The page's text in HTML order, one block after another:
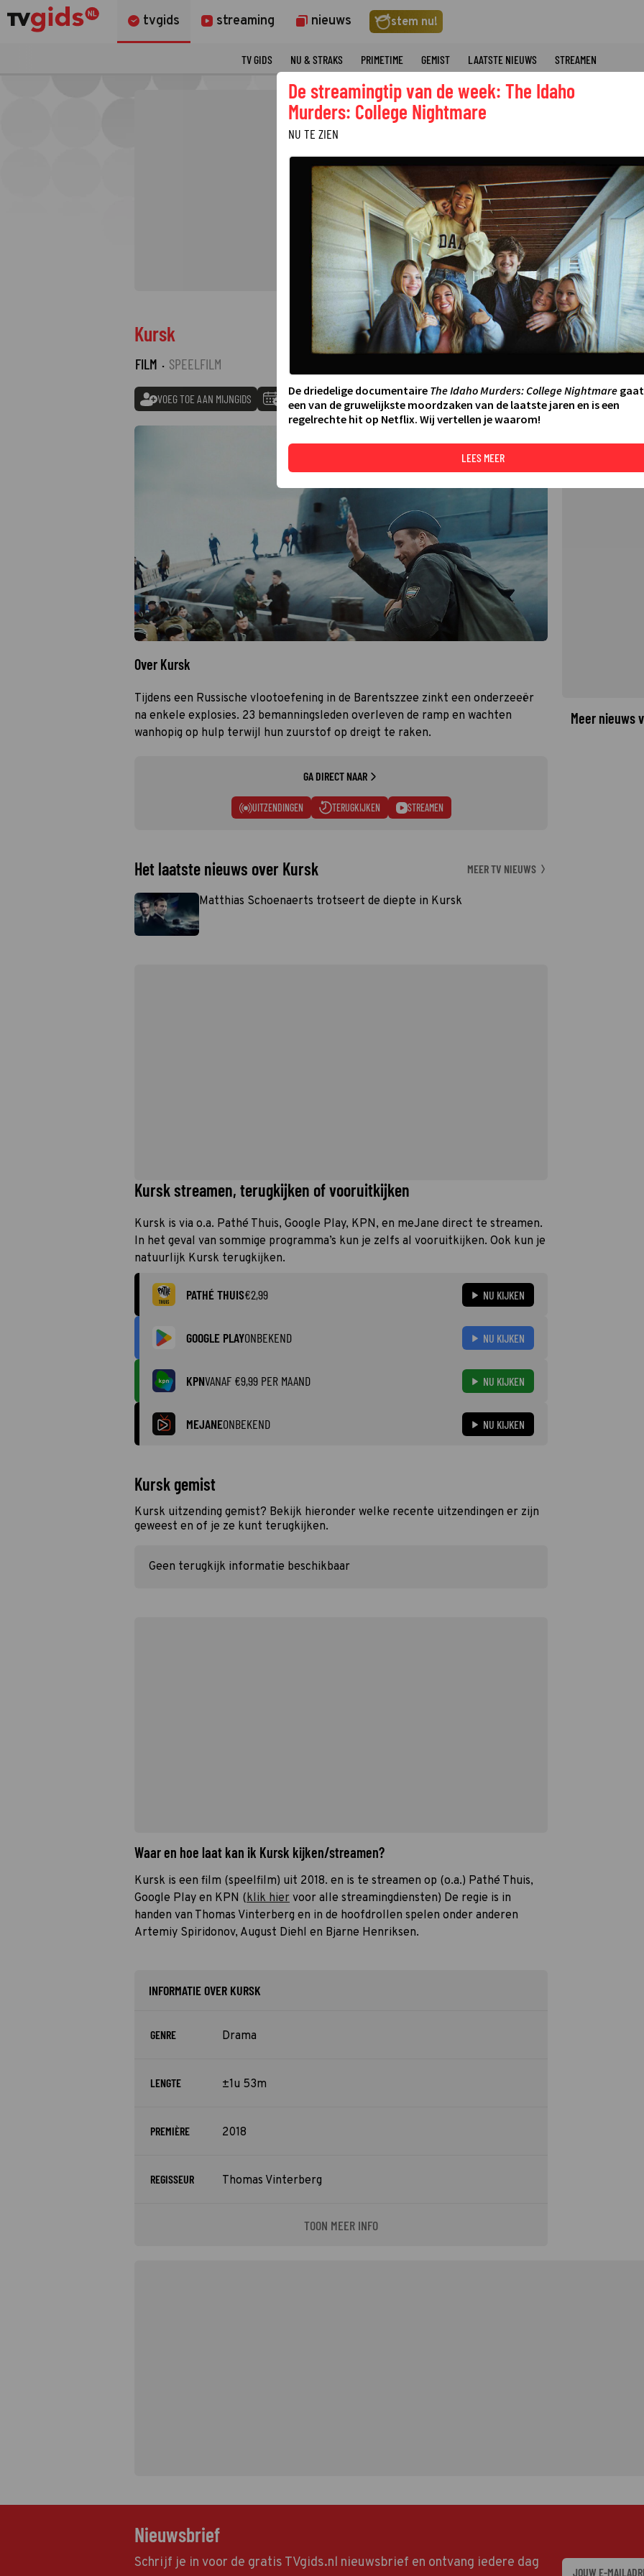
tvgids streaming nieuws stem nu!
TV GIDS NU & STRAKS PRIMETIME GEMIST LAATSTE NIEUWS STREAMEN
Kursk
FILM · SPEELFILM
VOEG TOE AAN MIJNGIDS TOEVOEGEN AAN AGENDA DELEN
Over Kursk
Tijdens een Russische vlootoefening in de Barentszzee zinkt een onderzeeër
na enkele explosies. 23 bemanningsleden overleven de ramp en wachten
wanhopig op hulp terwijl hun zuurstof op dreigt te raken.
GA DIRECT NAAR
UITZENDINGEN TERUGKIJKEN STREAMEN
Het laatste nieuws over Kursk MEER TV NIEUWS
Matthias Schoenaerts trotseert de diepte in Kursk
Kursk streamen, terugkijken of vooruitkijken
Kursk is via o.a. Pathé Thuis, Google Play, KPN, en meJane direct te streamen.
In het geval van sommige programma’s kun je zelfs al vooruitkijken. Ook kun je
natuurlijk Kursk terugkijken.
PATHÉ THUIS€2,99 NU KIJKEN
GOOGLE PLAYONBEKEND NU KIJKEN
KPNVANAF €9,99 PER MAAND NU KIJKEN
MEJANEONBEKEND NU KIJKEN
Kursk gemist
Kursk uitzending gemist? Bekijk hieronder welke recente uitzendingen er zijn
geweest en of je ze kunt terugkijken.
Geen terugkijk informatie beschikbaar
Waar en hoe laat kan ik Kursk kijken/streamen?
Kursk is een film (speelfilm) uit 2018. en is te streamen op (o.a.) Pathé Thuis,
Google Play en KPN (klik hier voor alle streamingdiensten) De regie is in
handen van Thomas Vinterberg en in de hoofdrollen spelen onder anderen
Artemiy Spiridonov, August Diehl en Bjarne Henriksen.
INFORMATIE OVER KURSK
GENRE Drama
LENGTE ±1u 53m
PREMIÈRE 2018
REGISSEUR Thomas Vinterberg
TOON MEER INFO
FILMS
DE
Meer nieuws
Nieuwsbrief
Schrijf je in voor de gratis TVgids.nl nieuwsbrief en ontvang iedere dag
De streamingtip van de week: The Idaho
Murders: College Nightmare
NU TE ZIEN
De driedelige documentaire The Idaho Murders: College Nightmaregaat
een van de gruwelijkste moordzaken van de laatste jaren en is een
regelrechte hit op Netflix. Wij vertellen je waarom!
LEES MEER